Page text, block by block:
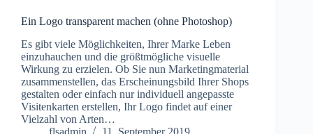
Ein Logo transparent machen (ohne Photoshop)
Es gibt viele Möglichkeiten, Ihrer Marke Leben
einzuhauchen und die größtmögliche visuelle
Wirkung zu erzielen. Ob Sie nun Marketingmaterial
zusammenstellen, das Erscheinungsbild Ihrer Shops
gestalten oder einfach nur individuell angepasste
Visitenkarten erstellen, Ihr Logo findet auf einer
Vielzahl von Arten…
flsadmin
11. September 2019